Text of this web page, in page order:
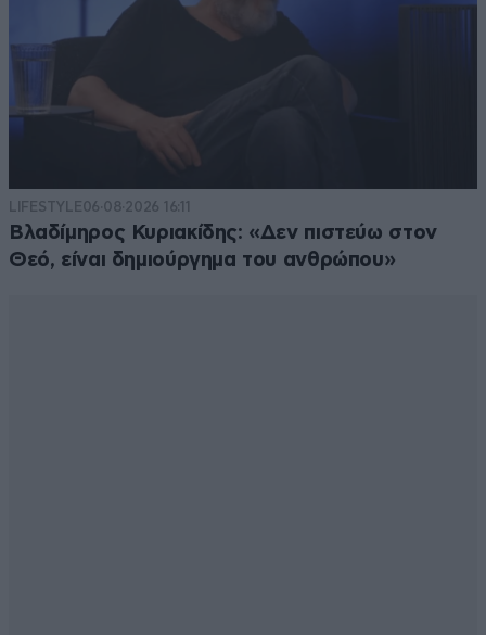
LIFESTYLE06·08·2026 16:11
Βλαδίμηρος Κυριακίδης: «Δεν πιστεύω στον
Θεό, είναι δημιούργημα του ανθρώπου»